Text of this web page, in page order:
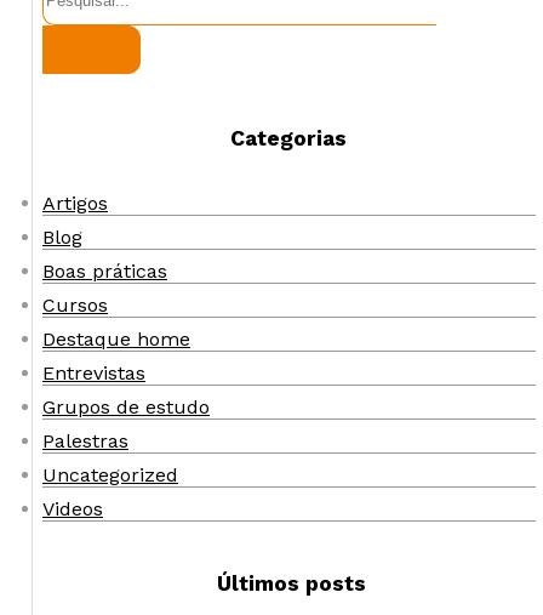
Categorias
Artigos
Blog
Boas práticas
Cursos
Destaque home
Entrevistas
Grupos de estudo
Palestras
Uncategorized
Videos
Últimos posts